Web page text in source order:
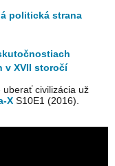
politická strana
v XVII storočí
civilizácia už
X S10E1 (2016).